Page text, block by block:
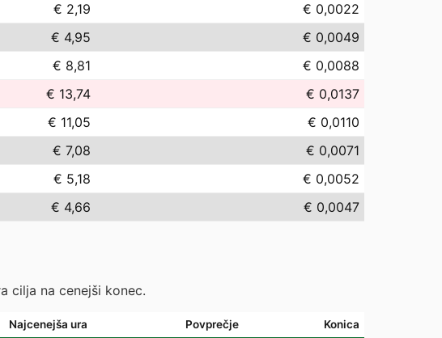
€ 2,19
€ 0,0022
€ 4,95
€ 0,0049
€ 8,81
€ 0,0088
€ 13,74
€ 0,0137
€ 11,05
€ 0,0110
€ 7,08
€ 0,0071
€ 5,18
€ 0,0052
€ 4,66 € 0,0047
cilja na cenejši konec.
Najcenejša ura Povprečje Konica